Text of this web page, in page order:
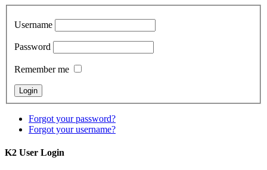
Username
Password
Remember me
Forgot your password?
Forgot your username?
K2 User Login